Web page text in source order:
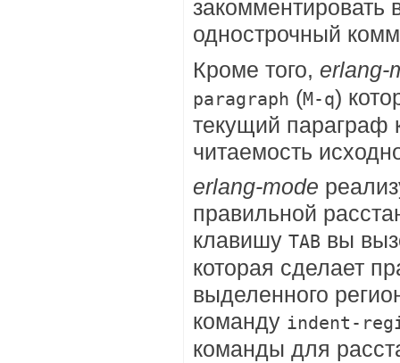
закомментировать
однострочный
Кроме того, erlang-
paragraph (M-q)
текущий параграф
читаемость
erlang-mode
правильной
клавишу TAB вы
которая сделает
выделенного
команду indent-
команды для